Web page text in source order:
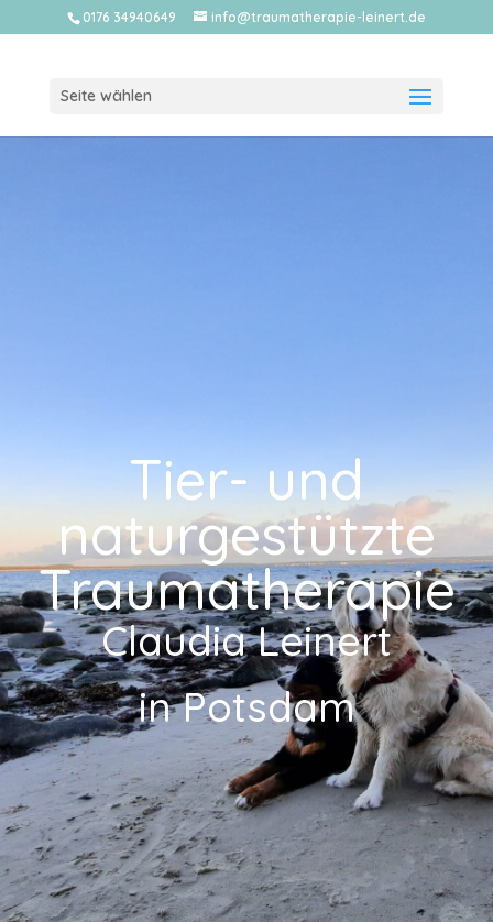
0176 34940649 info@traumatherapie-leinert.de
Seite wählen
Tier- und
naturgestützte
Traumatherapie
Claudia Leinert
in Potsdam